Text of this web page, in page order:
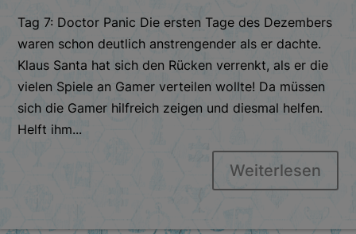
Tag 7: Doctor Panic Die ersten Tage des Dezembers
waren schon deutlich anstrengender als er dachte.
Klaus Santa hat sich den Rücken verrenkt, als er die
vielen Spiele an Gamer verteilen wollte! Da müssen
sich die Gamer hilfreich zeigen und diesmal helfen.
Helft ihm...
Weiterlesen